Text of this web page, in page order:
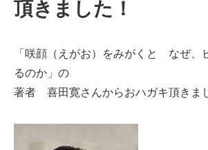
頂きました！
「咲顔（えがお）をみがくと なぜ、
るのか」の
著者 喜田寛さんからおハガキ頂きま